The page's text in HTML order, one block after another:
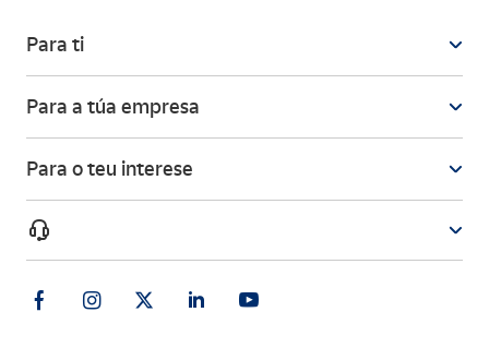
Para ti
Para a túa empresa
Para o teu interese